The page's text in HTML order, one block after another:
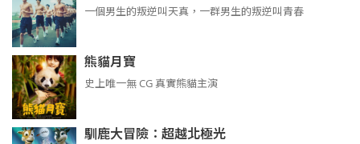
​​​一個男生的叛逆叫天真，一群男生的叛逆叫青春
熊貓月寶
史上唯一無 CG 真實熊貓主演
馴鹿大冒險：超越北極光